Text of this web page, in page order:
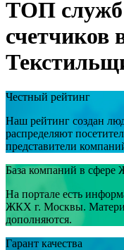
ТОП служб
счетчиков
Честный рейтинг
Наш рейтинг создан
распределяют
представители
База компаний в
На портале есть
ЖКХ г. Москвы.
дополняются.
Гарант качества